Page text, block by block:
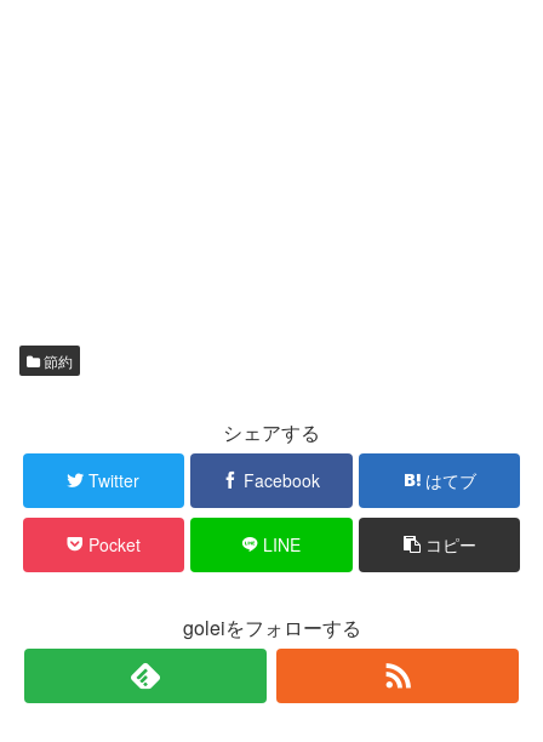
節約
シェアする
Twitter Facebook はてブ
Pocket LINE コピー
goleiをフォローする